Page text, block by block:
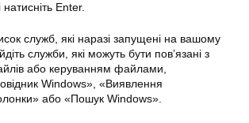
Enter.
служб, які наразі запущені на вашому
служби, які можуть бути пов’язані з
або керуванням файлами,
Windows», «Виявлення
або «Пошук Windows».